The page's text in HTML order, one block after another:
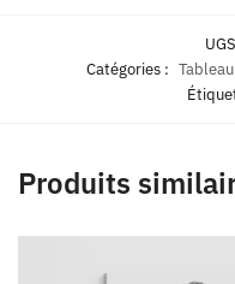
Catégories :
Produits